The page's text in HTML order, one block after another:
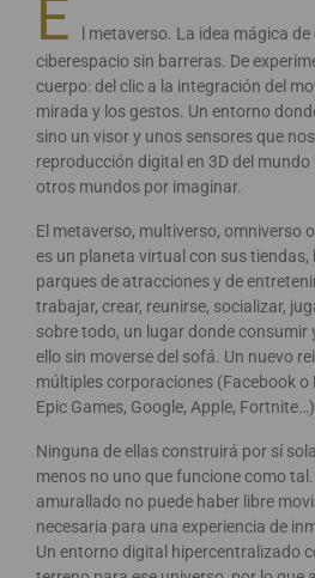
E
l metaverso. La idea mágica
ciberespacio sin barreras. De
cuerpo: del clic a la integración del
mirada y los gestos. Un entorno
sino un visor y unos sensores que
reproducción digital en 3D del
otros mundos por imaginar.
El metaverso, multiverso, omniverso
es un planeta virtual con sus tiendas,
parques de atracciones y de
trabajar, crear, reunirse, socializar,
sobre todo, un lugar donde consumir
ello sin moverse del sofá. Un nuevo
múltiples corporaciones (Facebook
Epic Games, Google, Apple,
Ninguna de ellas construirá por sí
menos no uno que funcione como
amurallado no puede haber libre
necesaria para una experiencia de
Un entorno digital hipercentralizado